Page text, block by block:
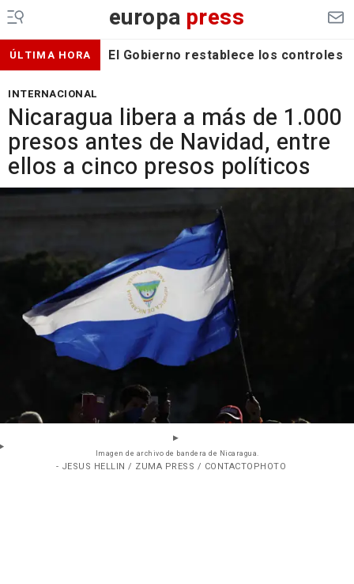
europa press
ÚLTIMA HORA El Gobierno restablece los
INTERNACIONAL
Nicaragua libera a más de 1.000
presos antes de Navidad, entre
ellos a cinco presos políticos
Imagen de archivo de bandera de Nicaragua.
- JESUS HELLIN / ZUMA PRESS / CONTACTOPHOTO